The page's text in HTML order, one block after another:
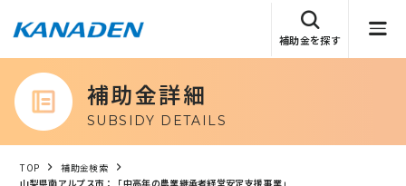
補助金を探す
補助金詳細
SUBSIDY DETAILS
TOP
補助金検索
山梨県南アルプス市：「中高年の農業継承者経営安定支援事業」